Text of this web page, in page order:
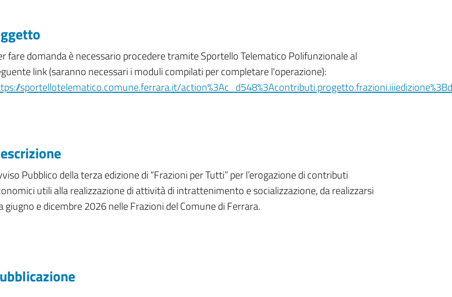
fare domanda è necessario procedere tramite Sportello Telematico Polifunzionale al
link (saranno necessari i moduli compilati per completare l'operazione):
sportellotelematico.comune.ferrara.it/
Pubblico della terza edizione di “Frazioni per Tutti” per l’erogazione di contributi
utili alla realizzazione di attività di intrattenimento e socializzazione, da realizzarsi
giugno e dicembre 2026 nelle Frazioni del Comune di Ferrara.